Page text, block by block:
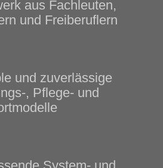
aus Fachleuten,
und Freiberuflern
und zuverlässige
, Pflege- und